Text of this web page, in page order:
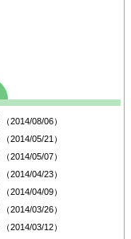
（2014/08/06）
（2014/05/21）
（2014/05/07）
（2014/04/23）
（2014/04/09）
（2014/03/26）
（2014/03/12）